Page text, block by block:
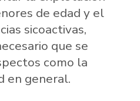
de edad y el
sicoactivas,
que se
como la
en general.